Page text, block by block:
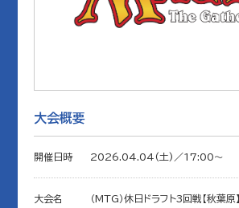
大会概要
開催日時 2026.04.04(土)／17:00〜
大会名 （MTG）休日ドラフト3回戦【秋葉原】